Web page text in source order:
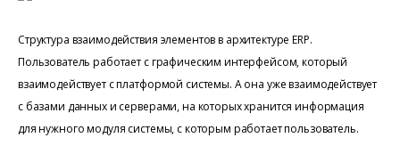
Структура взаимодействия элементов в архитектуре ERP.
Пользователь работает с графическим интерфейсом, который
взаимодействует с платформой системы. А она уже взаимодействует
с базами данных и серверами, на которых хранится информация
для нужного модуля системы, с которым работает пользователь.